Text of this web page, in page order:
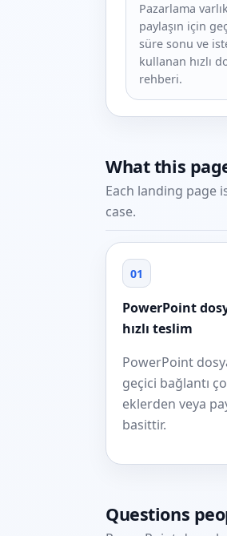
Pazarlama
paylaşın için
süre sonu ve
kullanan hızlı
rehberi.
What this
Each landing page
case.
01
PowerPoint
hızlı teslim
PowerPoint
geçici bağlantı
eklerden veya
basittir.
Questions